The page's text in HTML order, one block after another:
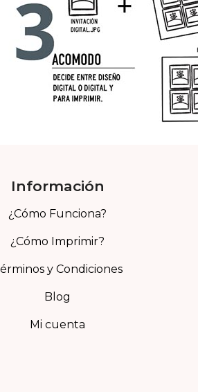
Información
¿Cómo Funciona?
¿Cómo Imprimir?
y Condiciones
Blog
Mi cuenta